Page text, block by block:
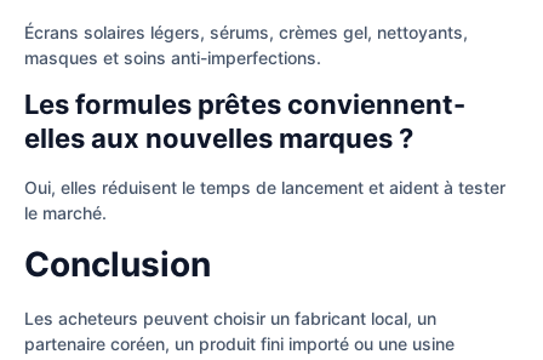
Écrans solaires légers, sérums, crèmes gel, nettoyants,
masques et soins anti-imperfections.
Les formules prêtes conviennent-
elles aux nouvelles marques ?
Oui, elles réduisent le temps de lancement et aident à tester
le marché.
Conclusion
Les acheteurs peuvent choisir un fabricant local, un
partenaire coréen, un produit fini importé ou une usine